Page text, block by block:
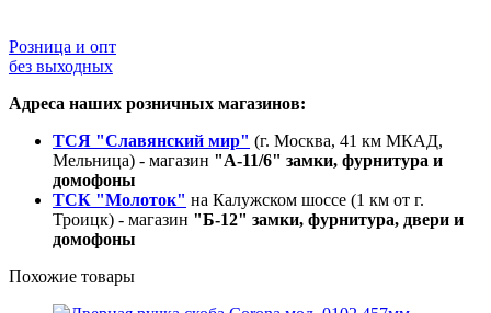
Розница и опт
без выходных
Адреса наших розничных магазинов:
ТСЯ "Славянский мир" (г. Москва, 41 км МКАД,
Мельница) - магазин "А-11/6" замки, фурнитура и
домофоны
ТСК "Молоток" на Калужском шоссе (1 км от г.
Троицк) - магазин "Б-12" замки, фурнитура, двери и
домофоны
Похожие товары